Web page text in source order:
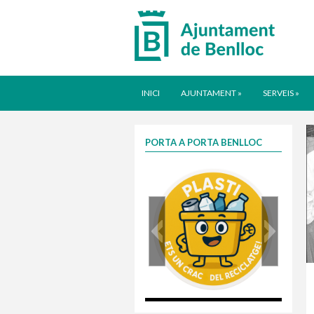
INICI AJUNTAMENT » SERVEIS »
PORTA A PORTA BENLLOC